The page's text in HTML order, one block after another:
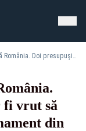
Plan de atac dejucat lângă România. Doi presupuși agenți ruși ar fi vrut să arunce în aer fabrici de armament din Germania
fi vrut să
din